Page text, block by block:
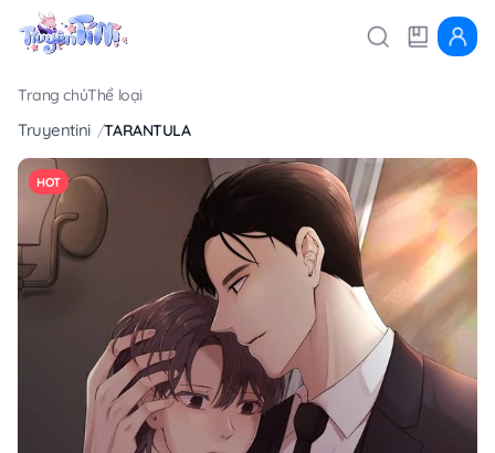
Trang chủThể loại
Truyentini TARANTULA
HOT